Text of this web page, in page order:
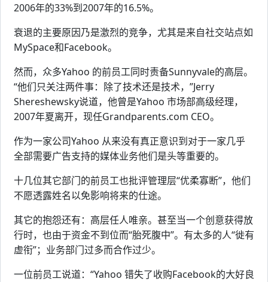
2006年的33%到2007年的16.5%。
衰退的主要原因乃是激烈的竞争，尤其是来自社交站点如
MySpace和Facebook。
然而，众多Yahoo 的前员工同时责备Sunnyvale的高层。
“他们只关注两件事：除了技术还是技术，”Jerry
Shereshewsky说道，他曾是Yahoo 市场部高级经理，
2007年夏离开，现任Grandparents.com CEO。
作为一家公司Yahoo 从来没有真正意识到对于一家几乎
全部需要广告支持的媒体业务他们是头等重要的。
十几位其它部门的前员工也批评管理层“优柔寡断”，他们
不愿透露姓名以免影响将来的仕途。
其它的抱怨还有：高层任人唯亲。甚至当一个创意获得放
行时，也由于资金不到位而“胎死腹中”。有太多的人“徙有
虚衔”；业务部门过多而合作过少。
一位前员工说道：“Yahoo 错失了收购Facebook的大好良